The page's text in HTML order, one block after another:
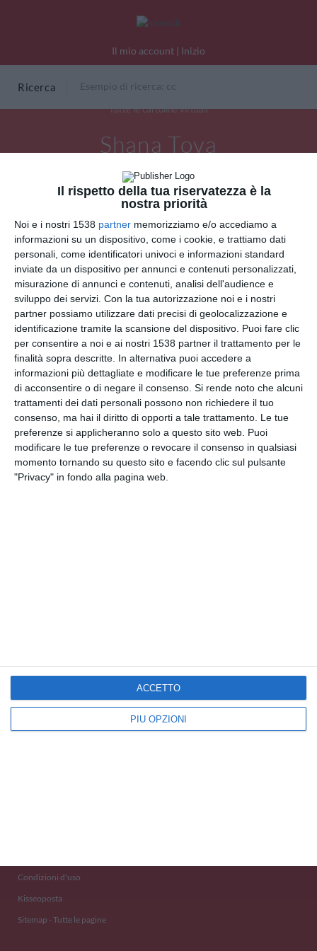
Il rispetto della tua riservatezza è la
nostra priorità
Noi e i nostri 1538 partner memorizziamo e/o accediamo a
informazioni su un dispositivo, come i cookie, e trattiamo dati
personali, come identificatori univoci e informazioni standard
inviate da un dispositivo per annunci e contenuti personalizzati,
misurazione di annunci e contenuti, analisi dell'audience e
sviluppo dei servizi. Con la tua autorizzazione noi e i nostri
partner possiamo utilizzare dati precisi di geolocalizzazione e
identificazione tramite la scansione del dispositivo. Puoi fare clic
per consentire a noi e ai nostri 1538 partner il trattamento per le
finalità sopra descritte. In alternativa puoi accedere a
informazioni più dettagliate e modificare le tue preferenze prima
di acconsentire o di negare il consenso. Si rende noto che alcuni
trattamenti dei dati personali possono non richiedere il tuo
consenso, ma hai il diritto di opporti a tale trattamento. Le tue
preferenze si applicheranno solo a questo sito web. Puoi
modificare le tue preferenze o revocare il consenso in qualsiasi
momento tornando su questo sito e facendo clic sul pulsante
"Privacy" in fondo alla pagina web.
PIÙ OPZIONI
ACCETTO
Il mio account | Inizio
Ricerca
Tutte le cartoline virtuali
Shana Tova
INVIA QUESTA CARTOLINA
via Email(GRATUITO)
CONDIVIDI QUESTA
CARTOLINA
Facebook, Twitter, WhatsApp, ...
Kisseo©
Condizioni d'uso
Kisseoposta
Sitemap - Tutte le pagine